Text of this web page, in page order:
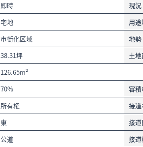
即時 現況
宅地 用
市街化区域 地勢
38.31坪 土
126.65m²
70% 容
所有権 接
東 接
公道 接